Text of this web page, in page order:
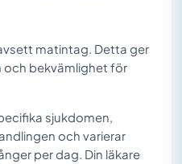
matintag. Detta ger
och bekvämlighet för
sjukdomen,
och varierar
per dag. Din läkare